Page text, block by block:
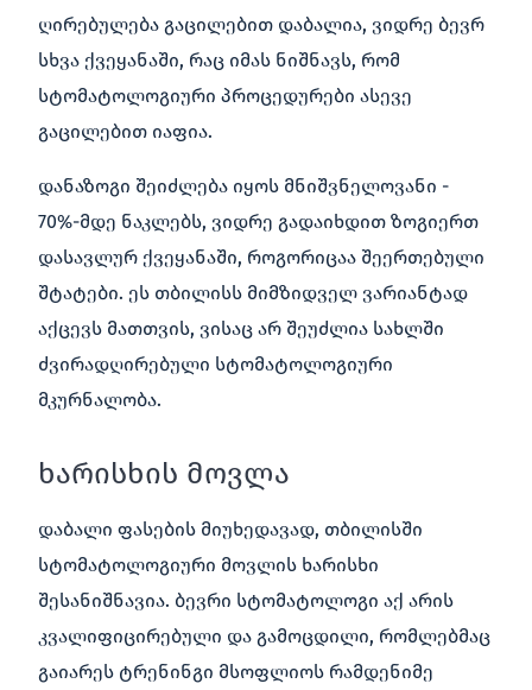
ღირებულება გაცილებით დაბალია, ვიდრე ბევრ
სხვა ქვეყანაში, რაც იმას ნიშნავს, რომ
სტომატოლოგიური პროცედურები ასევე
გაცილებით იაფია.
დანაზოგი შეიძლება იყოს მნიშვნელოვანი -
70%-მდე ნაკლებს, ვიდრე გადაიხდით ზოგიერთ
დასავლურ ქვეყანაში, როგორიცაა შეერთებული
შტატები. ეს თბილისს მიმზიდველ ვარიანტად
აქცევს მათთვის, ვისაც არ შეუძლია სახლში
ძვირადღირებული სტომატოლოგიური
მკურნალობა.
ხარისხის მოვლა
დაბალი ფასების მიუხედავად, თბილისში
სტომატოლოგიური მოვლის ხარისხი
შესანიშნავია. ბევრი სტომატოლოგი აქ არის
კვალიფიცირებული და გამოცდილი, რომლებმაც
გაიარეს ტრენინგი მსოფლიოს რამდენიმე